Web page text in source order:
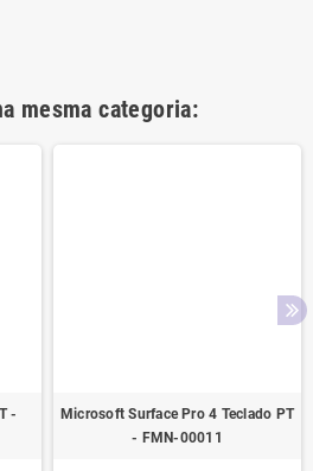
mesma categoria:
-
Microsoft Surface Pro 4 Teclado PT
- FMN-00011